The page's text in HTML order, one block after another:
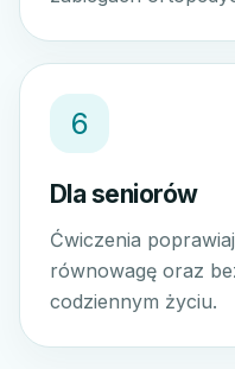
6
Dla seniorów
Ćwiczenia
równowagę oraz
codziennym życiu.